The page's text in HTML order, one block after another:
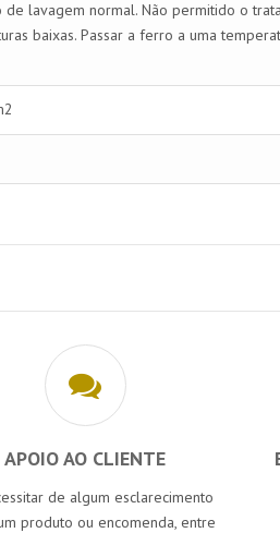
de lavagem normal. Não permitido o
baixas. Passar a ferro a uma
APOIO AO CLIENTE
de algum esclarecimento
produto ou encomenda, entre